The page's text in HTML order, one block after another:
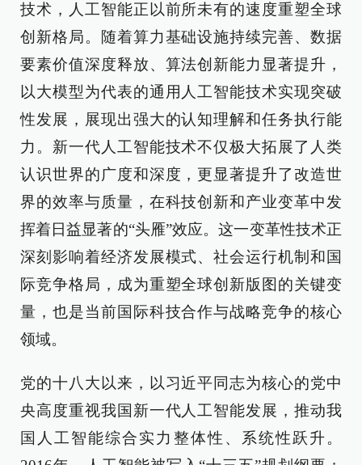
技术，人工智能正以前所未有的速度重塑全球
创新格局。随着算力基础设施持续完善、数据
要素价值深度释放、算法创新能力显著提升，
以大模型为代表的通用人工智能技术实现突破
性发展，展现出强大的认知理解和任务执行能
力。新一代人工智能技术不仅极大拓展了人类
认识世界的广度和深度，更显著提升了改造世
界的效率与质量，在科技创新和产业变革中发
挥着日益显著的“头雁”效应。这一变革性技术正
深刻影响着经济发展模式、社会运行机制和国
际竞争格局，成为重塑全球创新版图的关键变
量，也是当前国际科技合作与战略竞争的核心
领域。
党的十八大以来，以习近平同志为核心的党中
央高度重视我国新一代人工智能发展，推动我
国人工智能综合实力整体性、系统性跃升。